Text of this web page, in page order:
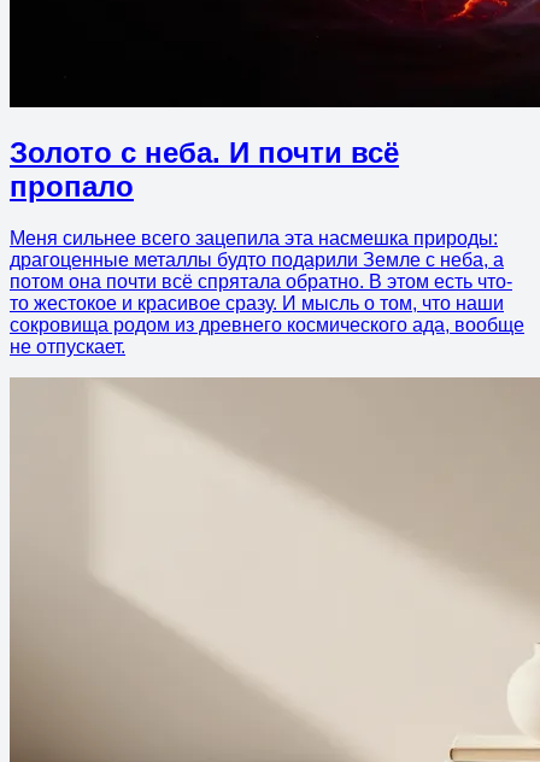
Золото с неба. И почти всё
пропало
Меня сильнее всего зацепила эта насмешка природы:
драгоценные металлы будто подарили Земле с неба, а
потом она почти всё спрятала обратно. В этом есть что-
то жестокое и красивое сразу. И мысль о том, что наши
сокровища родом из древнего космического ада, вообще
не отпускает.